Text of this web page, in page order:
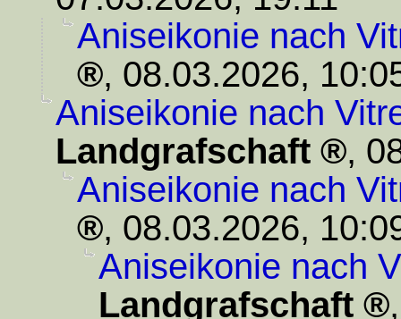
Aniseikonie nach
, 08.03.2026,
Aniseikonie nach
Landgrafschaft
,
Aniseikonie nach
, 08.03.2026,
Aniseikonie nach
Landgrafschaft